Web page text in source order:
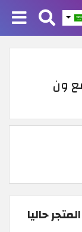
| موقع ون
حاليا